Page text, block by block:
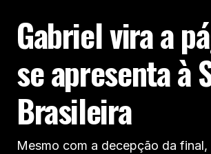
Gabriel vira a
se apresenta à
Brasileira
Mesmo com a decepção da final,